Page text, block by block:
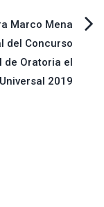
Marco Mena
del Concurso
de Oratoria el
Universal 2019